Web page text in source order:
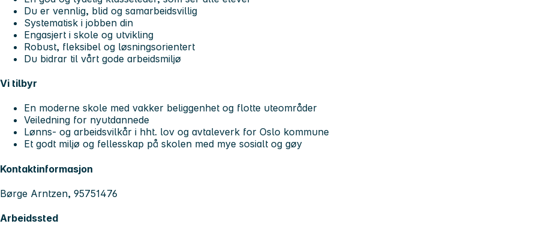
Du er vennlig, blid og samarbeidsvillig
Systematisk i jobben din
Engasjert i skole og utvikling
Robust, fleksibel og løsningsorientert
Du bidrar til vårt gode arbeidsmiljø
Vi tilbyr
En moderne skole med vakker beliggenhet og flotte uteområder
Veiledning for nyutdannede
Lønns- og arbeidsvilkår i hht. lov og avtaleverk for Oslo kommune
Et godt miljø og fellesskap på skolen med mye sosialt og gøy
Kontaktinformasjon
Børge Arntzen, 95751476
Arbeidssted